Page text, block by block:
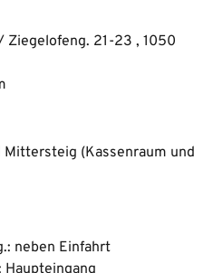
21-23 , 1050
Mittersteig (Kassenraum und
neben Einfahrt